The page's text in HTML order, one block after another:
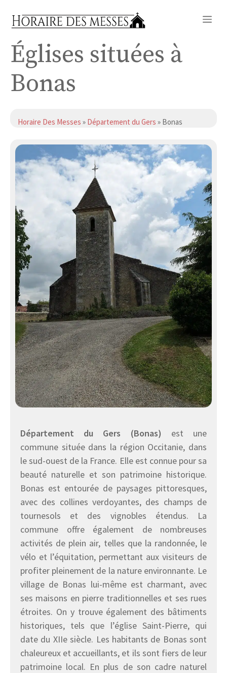
Églises situées à
Bonas
Horaire Des Messes » Département du Gers » Bonas
Département du Gers (Bonas) est une
commune située dans la région Occitanie, dans
le sud-ouest de la France. Elle est connue pour sa
beauté naturelle et son patrimoine historique.
Bonas est entourée de paysages pittoresques,
avec des collines verdoyantes, des champs de
tournesols et des vignobles étendus. La
commune offre également de nombreuses
activités de plein air, telles que la randonnée, le
vélo et l’équitation, permettant aux visiteurs de
profiter pleinement de la nature environnante. Le
village de Bonas lui-même est charmant, avec
ses maisons en pierre traditionnelles et ses rues
étroites. On y trouve également des bâtiments
historiques, tels que l’église Saint-Pierre, qui
date du XIIe siècle. Les habitants de Bonas sont
chaleureux et accueillants, et ils sont fiers de leur
patrimoine local. En plus de son cadre naturel